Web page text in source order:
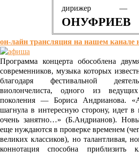
дирижер
ОНУФРИЕВ
он-лайн трансляция на нашем канале
Программа концерта обособлена
современников, музыка которых
благодаря фестивальной
виолончелиста, одного из
поколения — Бориса Андрианова.
шагнула в интересную сторону, идет
очень занятно…» (Б.Андрианов).
еще нуждаются в проверке временем
великих классиков), но талантливая,
коннотация способна приблизить